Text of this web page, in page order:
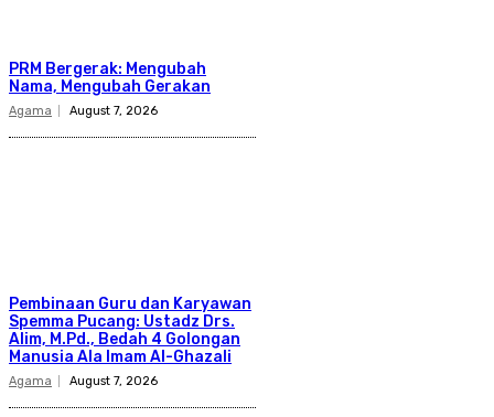
PRM Bergerak: Mengubah
Nama, Mengubah Gerakan
Agama August 7, 2026
Pembinaan Guru dan Karyawan
Spemma Pucang: Ustadz Drs.
Alim, M.Pd., Bedah 4 Golongan
Manusia Ala Imam Al-Ghazali
Agama August 7, 2026